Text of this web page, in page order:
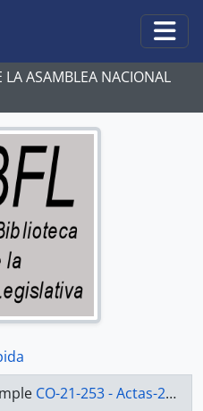
ASAMBLEA NACIONAL
CO-21-253 - Actas-2000-2002